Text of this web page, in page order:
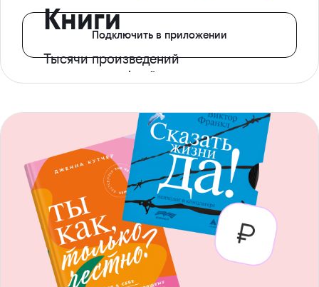
Книги
Тысячи произведений
с доступом офлайн
Подключить в приложении